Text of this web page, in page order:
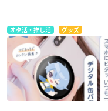
オタ活・推し活 グッズ